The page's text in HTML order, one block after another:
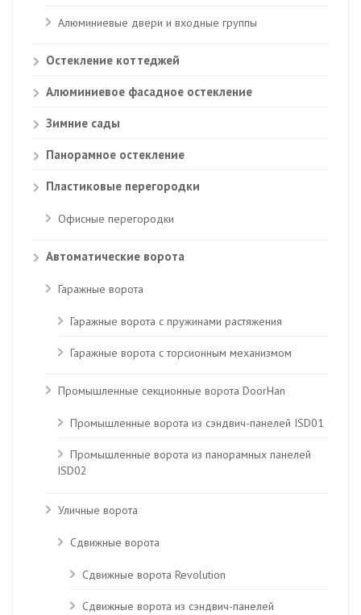
Алюминиевые двери и входные группы
Остекление коттеджей
Алюминиевое фасадное остекление
Зимние сады
Панорамное остекление
Пластиковые перегородки
Офисные перегородки
Автоматические ворота
Гаражные ворота
Гаражные ворота с пружинами растяжения
Гаражные ворота с торсионным механизмом
Промышленные секционные ворота DoorHan
Промышленные ворота из сэндвич-панелей ISD01
Промышленные ворота из панорамных панелей
ISD02
Уличные ворота
Сдвижные ворота
Сдвижные ворота Revolution
Сдвижные ворота из сэндвич-панелей